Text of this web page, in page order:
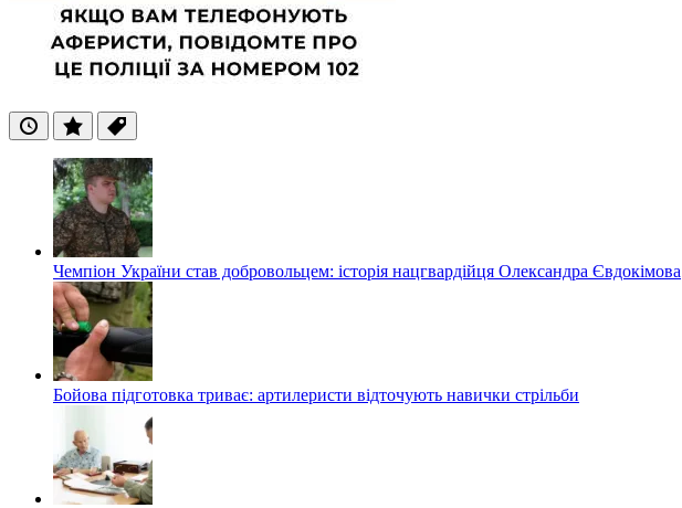
ОстанніПопулярні
Теги
Чемпіон України став добровольцем: історія нацгвардійця Олександра Євдокімова
Бойова підготовка триває: артилеристи відточують навички стрільби